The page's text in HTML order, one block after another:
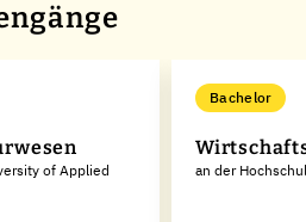
of Applied
Bachelor
an der